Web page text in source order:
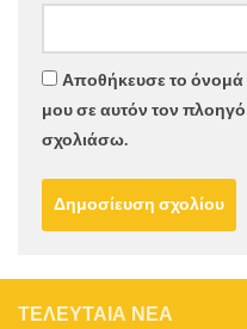
Αποθήκευσε το όνομά
μου σε αυτόν τον
σχολιάσω.
ΤΕΛΕΥΤΑΙΑ ΝΕΑ